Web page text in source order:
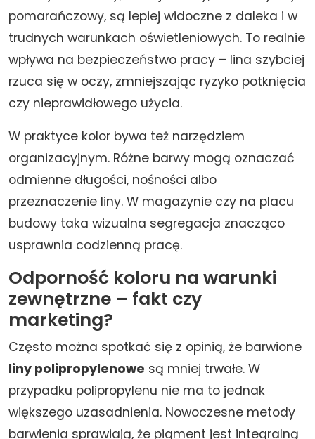
pomarańczowy, są lepiej widoczne z daleka i w
trudnych warunkach oświetleniowych. To realnie
wpływa na bezpieczeństwo pracy – lina szybciej
rzuca się w oczy, zmniejszając ryzyko potknięcia
czy nieprawidłowego użycia.
W praktyce kolor bywa też narzędziem
organizacyjnym. Różne barwy mogą oznaczać
odmienne długości, nośności albo
przeznaczenie liny. W magazynie czy na placu
budowy taka wizualna segregacja znacząco
usprawnia codzienną pracę.
Odporność koloru na warunki
zewnętrzne – fakt czy
marketing?
Często można spotkać się z opinią, że barwione
liny polipropylenowe są mniej trwałe. W
przypadku polipropylenu nie ma to jednak
większego uzasadnienia. Nowoczesne metody
barwienia sprawiają, że pigment jest integralną